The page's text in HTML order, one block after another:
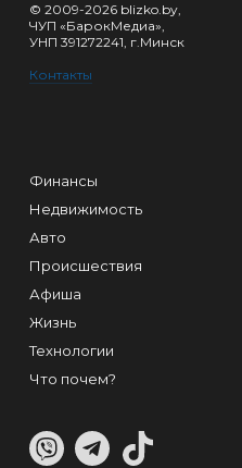
© 2009-2026 blizko.by,
ЧУП «БарокМедиа»,
УНП 391272241, г.Минск
Контакты
Финансы
Недвижимость
Авто
Происшествия
Афиша
Жизнь
Технологии
Что почем?